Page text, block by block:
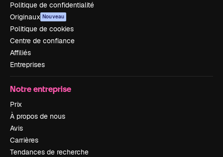
Politique de confidentialité
Originaux Nouveau
Politique de cookies
Centre de confiance
Affiliés
Entreprises
Notre entreprise
Prix
À propos de nous
Avis
Carrières
Tendances de recherche